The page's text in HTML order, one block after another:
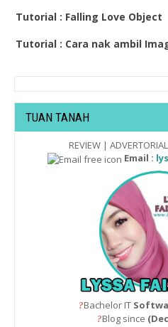
Tutorial : Falling Love Object
Tutorial : Cara nak ambil
TUAN TANAH
REVIEW |
Email :
?Bachelor IT
?Blog since